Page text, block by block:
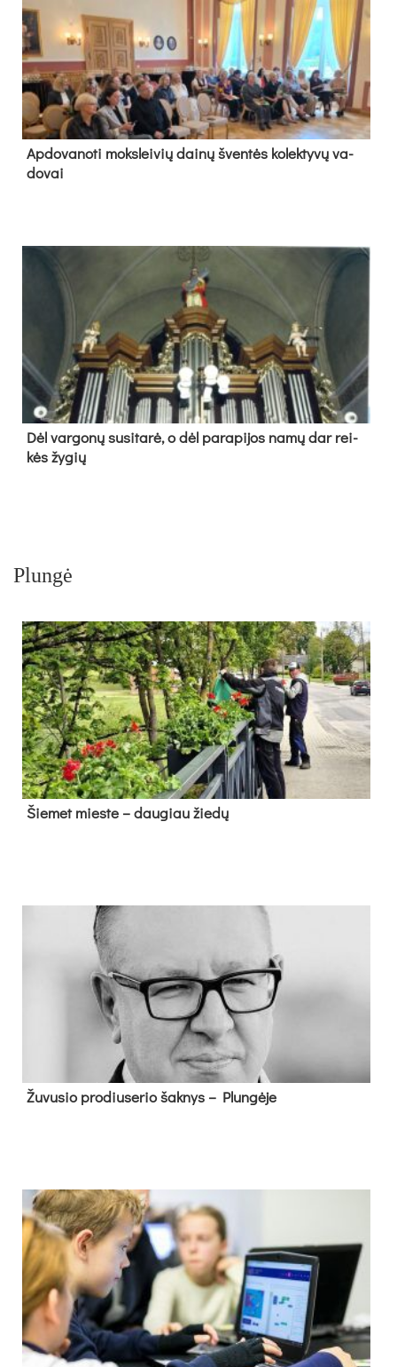
Ap­do­va­no­ti moks­lei­vių dai­nų šven­tės ko­lek­ty­vų va­
do­vai
Dėl var­go­nų su­si­ta­rė, o dėl pa­ra­pi­jos na­mų dar rei­
kės žy­gių
Plungė
Šie­met mies­te – dau­giau žie­dų
Žu­vu­sio pro­diu­se­rio šak­nys – Plun­gė­je